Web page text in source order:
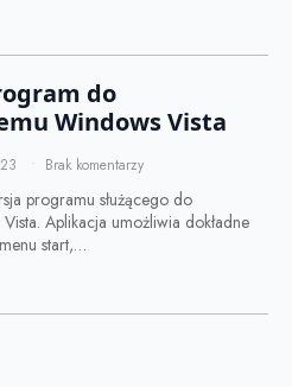
do
Windows Vista
Brak komentarzy
programu służącego do
Aplikacja umożliwia dokładne
start,…